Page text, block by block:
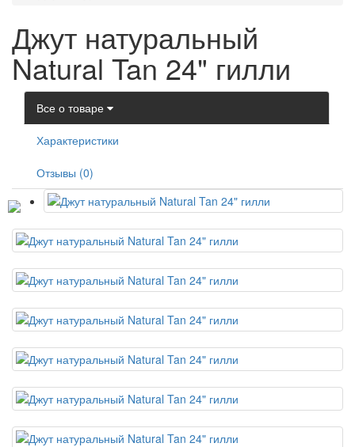
Джут натуральный
Natural Tan 24" гилли
Все о товаре
Характеристики
Отзывы (0)